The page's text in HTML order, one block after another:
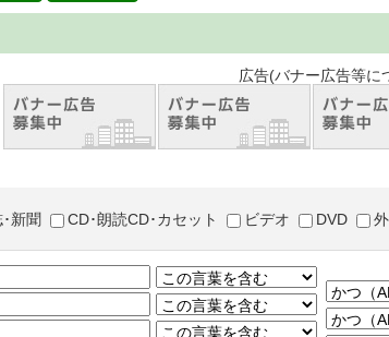
告(バナー広告等については、千葉
新聞 CD･朗読CD･カセット ビデオ DVD